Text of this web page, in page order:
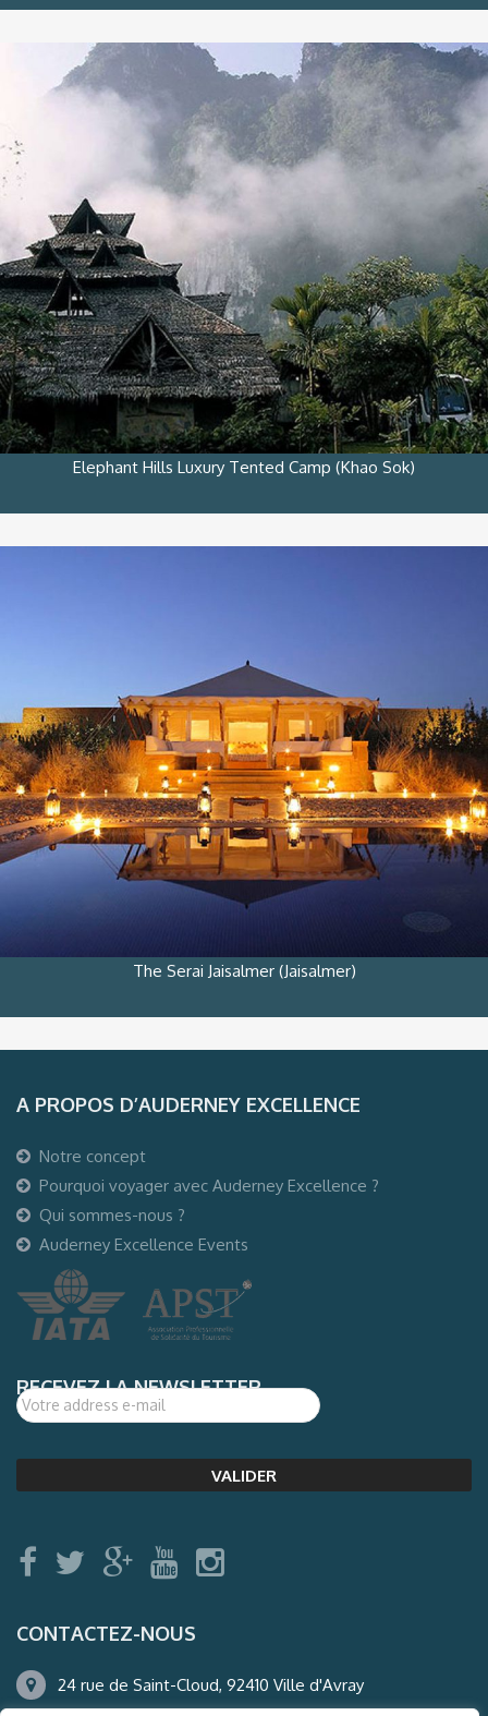
Elephant Hills Luxury Tented Camp (Khao Sok)
The Serai Jaisalmer (Jaisalmer)
A PROPOS D’AUDERNEY EXCELLENCE
Notre concept
Pourquoi voyager avec Auderney Excellence ?
Qui sommes-nous ?
Auderney Excellence Events
RECEVEZ LA NEWSLETTER
CONTACTEZ-NOUS
24 rue de Saint-Cloud, 92410 Ville d'Avray